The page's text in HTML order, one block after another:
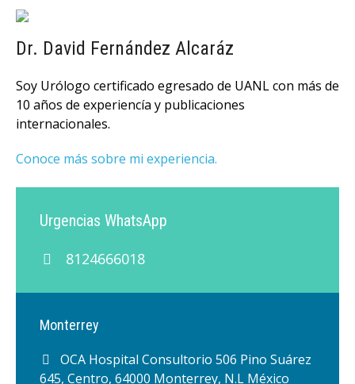
Dr. David Fernández Alcaráz
Soy Urólogo certificado egresado de UANL con más de
10 años de experiencía y publicaciones
internacionales.
Conoce más sobre mi experiencia.
Urgencias WhatsApp
8124666018
Monterrey
OCA Hospital Consultorio 506 Pino Suárez
645, Centro, 64000 Monterrey, N.L México